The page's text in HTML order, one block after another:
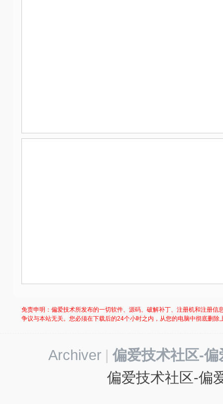
免责申明：偏爱技术所发布的一切软件、源码、破解补丁、注册机和注册
争议与本站无关。您必须在下载后的24个小时之内，从您的电脑中彻底删
Archiver | 偏爱技术社区-
偏爱技术社区-偏